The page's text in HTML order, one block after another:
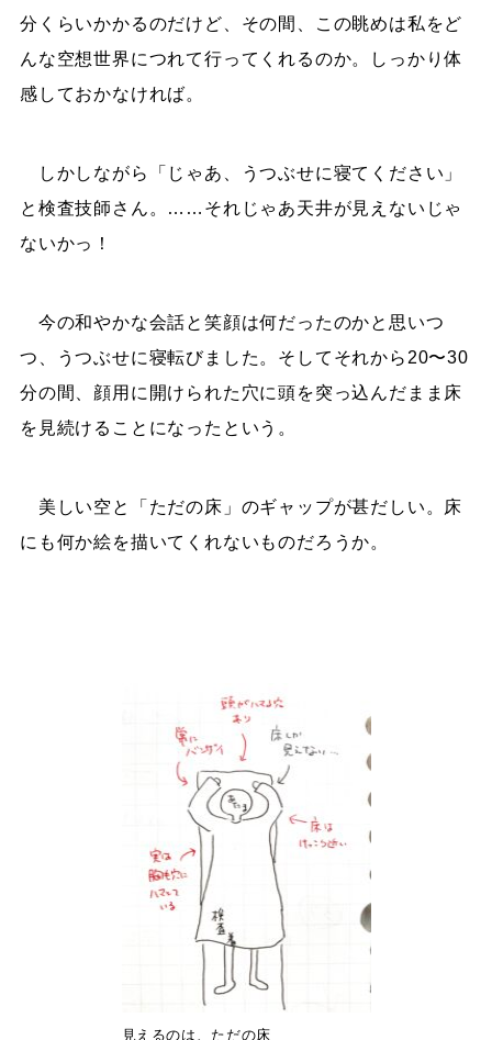
分くらいかかるのだけど、その間、この眺めは私をど
んな空想世界につれて行ってくれるのか。しっかり体
感しておかなければ。
しかしながら「じゃあ、うつぶせに寝てください」
と検査技師さん。……それじゃあ天井が見えないじゃ
ないかっ！
今の和やかな会話と笑顔は何だったのかと思いつ
つ、うつぶせに寝転びました。そしてそれから20〜30
分の間、顔用に開けられた穴に頭を突っ込んだまま床
を見続けることになったという。
美しい空と「ただの床」のギャップが甚だしい。床
にも何か絵を描いてくれないものだろうか。
見えるのは、ただの床